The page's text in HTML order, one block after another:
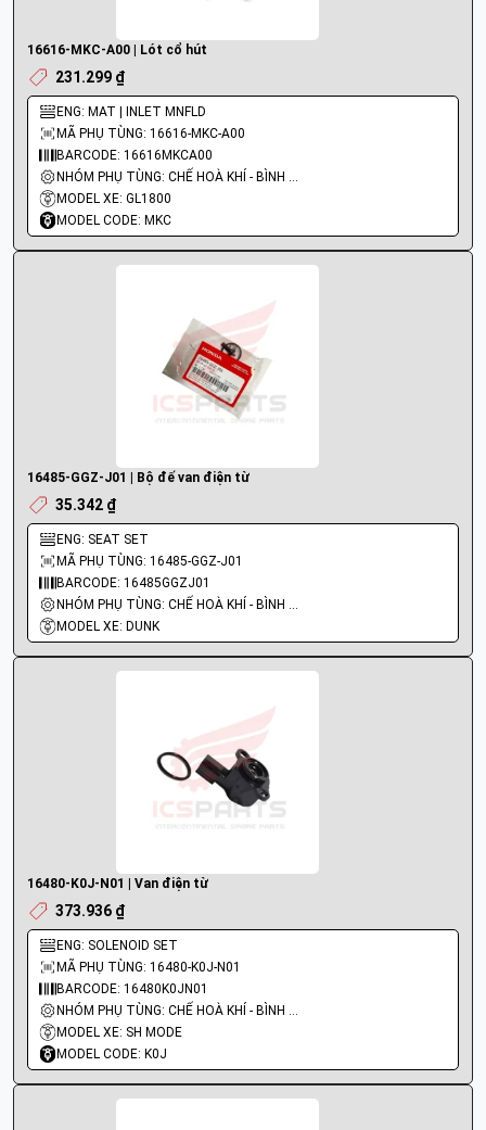
16616-MKC-A00 | Lót cổ hút
231.299 ₫
ENG: MAT | INLET MNFLD
MÃ PHỤ TÙNG: 16616-MKC-A00
BARCODE: 16616MKCA00
NHÓM PHỤ TÙNG: CHẾ HOÀ KHÍ - BÌNH XĂNG CON - BƠM XĂNG
MODEL XE: GL1800
MODEL CODE: MKC
16485-GGZ-J01 | Bộ đế van điện từ
35.342 ₫
ENG: SEAT SET
MÃ PHỤ TÙNG: 16485-GGZ-J01
BARCODE: 16485GGZJ01
NHÓM PHỤ TÙNG: CHẾ HOÀ KHÍ - BÌNH XĂNG CON - BƠM XĂNG
MODEL XE: DUNK
16480-K0J-N01 | Van điện từ
373.936 ₫
ENG: SOLENOID SET
MÃ PHỤ TÙNG: 16480-K0J-N01
BARCODE: 16480K0JN01
NHÓM PHỤ TÙNG: CHẾ HOÀ KHÍ - BÌNH XĂNG CON - BƠM XĂNG
MODEL XE: SH MODE
MODEL CODE: K0J